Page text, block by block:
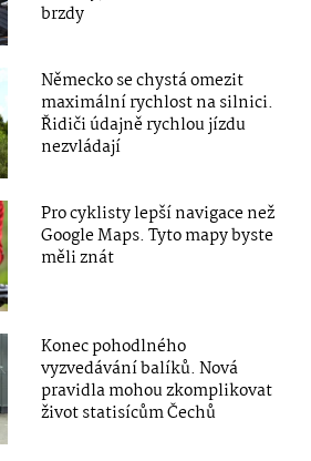
brzdy
Německo se chystá omezit
maximální rychlost na silnici.
Řidiči údajně rychlou jízdu
nezvládají
Pro cyklisty lepší navigace než
Google Maps. Tyto mapy byste
měli znát
Konec pohodlného
vyzvedávání balíků. Nová
pravidla mohou zkomplikovat
život statisícům Čechů